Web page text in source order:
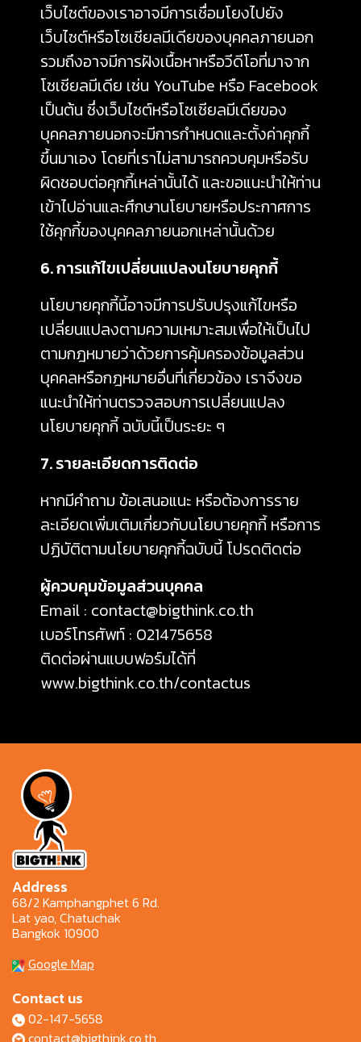
เว็บไซต์ของเราอาจมีการเชื่อมโยงไปยัง
เว็บไซต์หรือโซเชียลมีเดียของบุคคลภายนอก
รวมถึงอาจมีการฝังเนื้อหาหรือวีดีโอที่มาจาก
โซเชียลมีเดีย เช่น YouTube หรือ Facebook
เป็นต้น ซึ่งเว็บไซต์หรือโซเชียลมีเดียของ
บุคคลภายนอกจะมีการกำหนดและตั้งค่าคุกกี้
ขึ้นมาเอง โดยที่เราไม่สามารถควบคุมหรือรับ
ผิดชอบต่อคุกกี้เหล่านั้นได้ และขอแนะนำให้ท่าน
เข้าไปอ่านและศึกษานโยบายหรือประกาศการ
ใช้คุกกี้ของบุคคลภายนอกเหล่านั้นด้วย
6. การแก้ไขเปลี่ยนแปลงนโยบายคุกกี้
นโยบายคุกกี้นี้อาจมีการปรับปรุงแก้ไขหรือ
เปลี่ยนแปลงตามความเหมาะสมเพื่อให้เป็นไป
ตามกฎหมายว่าด้วยการคุ้มครองข้อมูลส่วน
บุคคลหรือกฎหมายอื่นที่เกี่ยวข้อง เราจึงขอ
แนะนำให้ท่านตรวจสอบการเปลี่ยนแปลง
นโยบายคุกกี้ ฉบับนี้เป็นระยะ ๆ
7. รายละเอียดการติดต่อ
หากมีคำถาม ข้อเสนอแนะ หรือต้องการราย
ละเอียดเพิ่มเติมเกี่ยวกับนโยบายคุกกี้ หรือการ
ปฏิบัติตามนโยบายคุกกี้ฉบับนี้ โปรดติดต่อ
ผู้ควบคุมข้อมูลส่วนบุคคล
Email : contact@bigthink.co.th
เบอร์โทรศัพท์ : 021475658
ติดต่อผ่านแบบฟอร์มได้ที่
www.bigthink.co.th/contactus
Address
68/2 Kamphangphet 6 Rd.
Lat yao, Chatuchak
Bangkok 10900
Google Map
Contact us
02-147-5658